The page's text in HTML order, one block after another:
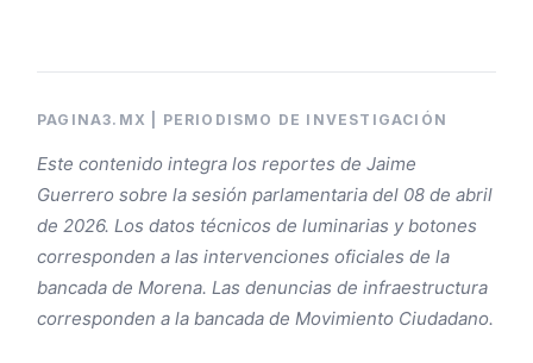
PAGINA3.MX | PERIODISMO DE INVESTIGACIÓN
Este contenido integra los reportes de Jaime
Guerrero sobre la sesión parlamentaria del 08 de abril
de 2026. Los datos técnicos de luminarias y botones
corresponden a las intervenciones oficiales de la
bancada de Morena. Las denuncias de infraestructura
corresponden a la bancada de Movimiento Ciudadano.